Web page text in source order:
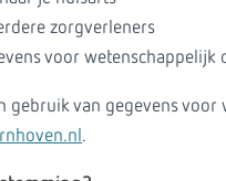
zorgverleners
voor wetenschappelijk
gebruik van gegevens
.